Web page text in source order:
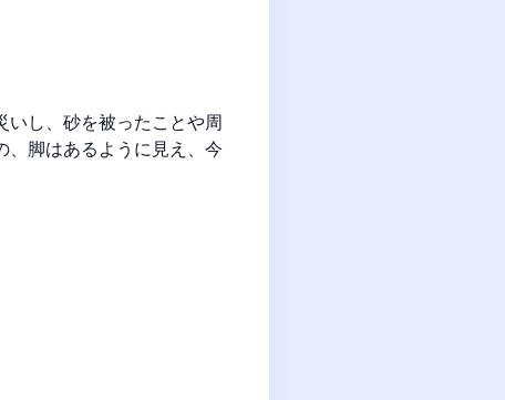
し、砂を被ったことや周
、脚はあるように見え、今